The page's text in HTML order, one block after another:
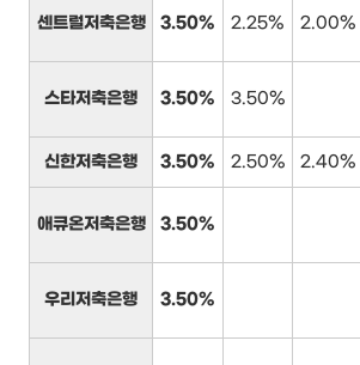
센트럴저축은행 3.50% 2.25% 2.00%
스타저축은행 3.50% 3.50%
신한저축은행 3.50% 2.50% 2.40%
애큐온저축은행 3.50%
우리저축은행 3.50%